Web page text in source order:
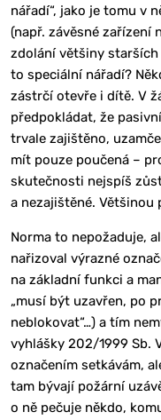
nářadí“, jako je tomu v
(např. závěsné zařízení
zdolání většiny
to speciální nářadí?
zástrčí otevře i dítě. V
předpokládat, že
trvale zajištěno,
mít pouze poučená –
skutečnosti nejspíš
a nezajištěné.
Norma to nepožaduje,
nařizoval výrazné
na základní funkci a
„musí být uzavřen, po
neblokovat“…) a tím
vyhlášky 202/1999 Sb.
označením setkávám,
tam bývají požární
o ně pečuje někdo,